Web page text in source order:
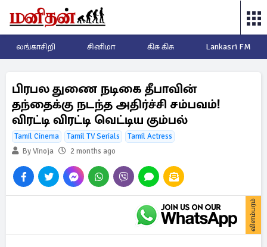
லங்காசிறி சினிமா கிசு கிசு Lankasri FM
பிரபல துணை நடிகை தீபாவின்
தந்தைக்கு நடந்த அதிர்ச்சி சம்பவம்!
விரட்டி விரட்டி வெட்டிய கும்பல்
Tamil Cinema Tamil TV Serials
Tamil Actress
By Vinoja
2 months ago
விளம்பரம்